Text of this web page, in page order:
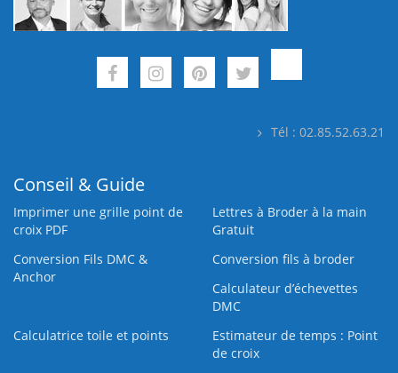
Tél : 02.85.52.63.21
Conseil & Guide
Imprimer une grille point de
croix PDF
Lettres à Broder à la main
Gratuit
Conversion Fils DMC &
Anchor
Conversion fils à broder
Calculateur d’échevettes
DMC
Calculatrice toile et points
Estimateur de temps : Point
de croix